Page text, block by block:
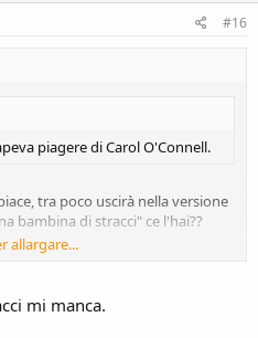
#16
piagere di Carol O'Connell.
tra poco uscirà nella versione
bambina di stracci" ce l'hai??
allargare...
mi manca.